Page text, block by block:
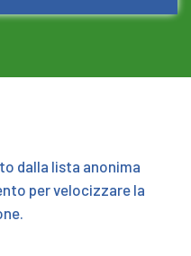
dalla lista anonima
per velocizzare la